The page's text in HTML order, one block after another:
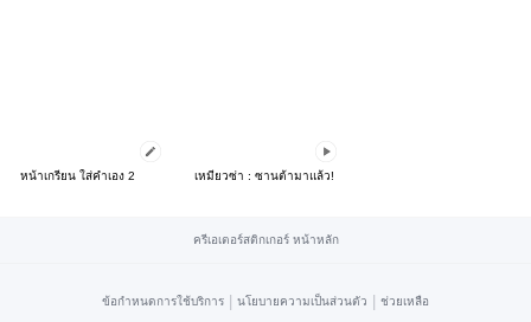
หน้าเกรียน ใส่คำเอง 2 เหมียวซ่า : ซานต้ามาแล้ว!
ครีเอเตอร์สติกเกอร์ หน้าหลัก
ข้อกำหนดการใช้บริการ | นโยบายความเป็นส่วนตัว | ช่วยเหลือ